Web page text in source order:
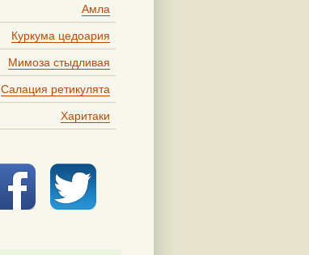
Амла
Куркума цедоария
Мимоза стыдливая
Салация ретикулята
Харитаки